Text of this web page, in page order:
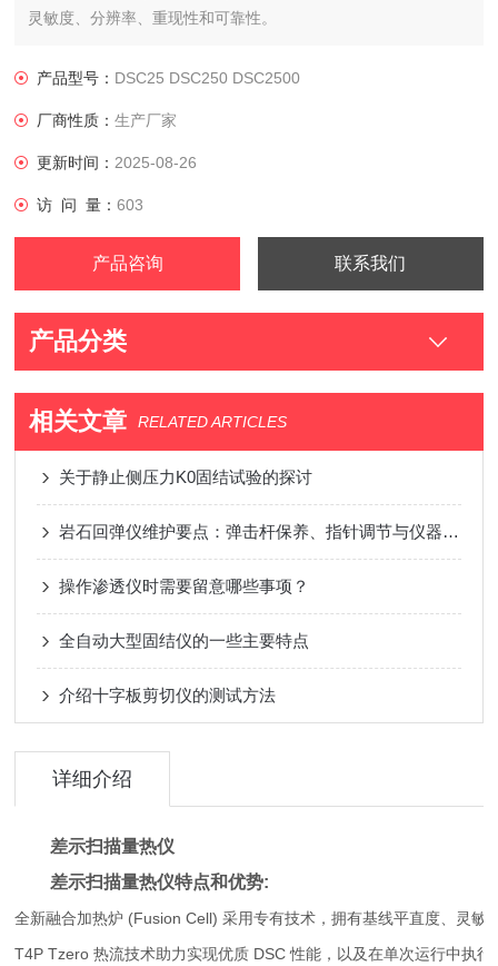
灵敏度、分辨率、重现性和可靠性。
T4P Tzero 热流技术助力实现优质 DSC 性能，以及在单次运行
创新性的APP式触摸屏让仪器实现了简单的一键触碰功能，提高
高可靠度线性自动进样器可全天候无忧运行、灵
产品型号： DSC25 DSC250 DSC2500
厂商性质：生产厂家
更新时间： 2025-08-26
访 问 量：603
产品咨询 联系我们
产品分类
相关文章 RELATED ARTICLES
关于静止侧压力K0固结试验的探讨
岩石回弹仪维护要点：弹击杆保养、指针调节与仪器防潮措施
操作渗透仪时需要留意哪些事项？
全自动大型固结仪的一些主要特点
介绍十字板剪切仪的测试方法
详细介绍
差示扫描量热仪
差示扫描量热仪特点和优势:
全新融合加热炉 (Fusion Cell) 采用专有技术，拥有基线平直度、灵敏
T4P Tzero 热流技术助力实现优质 DSC 性能，以及在单次运行中执